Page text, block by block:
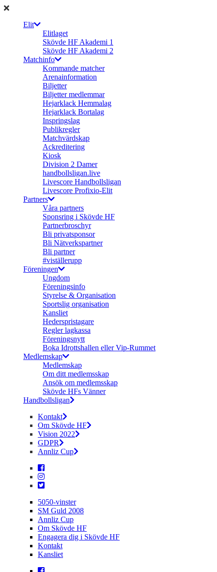
Elit
Elitlaget
Skövde HF Akademi 1
Skövde HF Akademi 2
Matchinfo
Kommande matcher
Arenainformation
Biljetter
Biljetter medlemmar
Hejarklack Hemmalag
Hejarklack Bortalag
Inspringslag
Publikregler
Matchvärdskap
Ackreditering
Kiosk
Division 2 Damer
handbollsligan.live
Livescore Handbollsligan
Livescore Profixio-Elit
Partners
Våra partners
Sponsring i Skövde HF
Partnerbroschyr
Bli privatsponsor
Bli Nätverkspartner
Bli partner
#viställerupp
Föreningen
Ungdom
Föreningsinfo
Styrelse & Organisation
Sportslig organisation
Kansliet
Hederspristagare
Regler lagkassa
Föreningsnytt
Boka Idrottshallen eller Vip-Rummet
Medlemskap
Medlemskap
Om ditt medlemsskap
Ansök om medlemsskap
Skövde HFs Vänner
Handbollsligan
Kontakt
Om Skövde HF
Vision 2022
GDPR
Annliz Cup
5050-vinster
SM Guld 2008
Annliz Cup
Om Skövde HF
Engagera dig i Skövde HF
Kontakt
Kansliet